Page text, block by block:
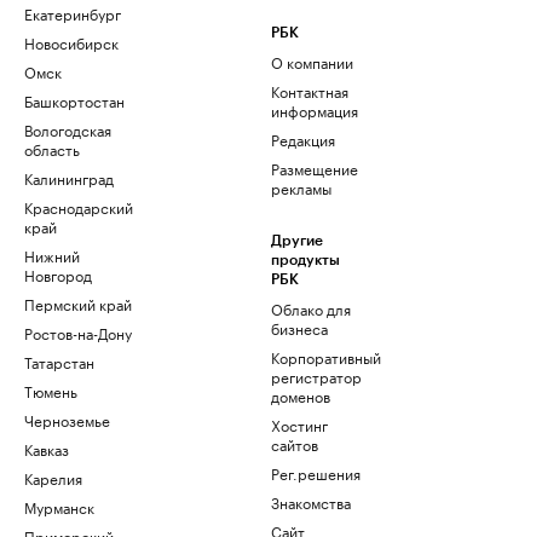
Екатеринбург
Новосибирск
Омск
Башкортостан
Вологодская
область
Калининград
Краснодарский
край
Нижний
Новгород
Пермский край
Ростов-на-Дону
Татарстан
Тюмень
Черноземье
Кавказ
Карелия
Мурманск
РБК
О компании
Контактная
информация
Редакция
Размещение
рекламы
Другие
продукты
РБК
Облако для
бизнеса
Корпоративный
регистратор
доменов
Хостинг
сайтов
Рег.решения
Знакомства
Сайт